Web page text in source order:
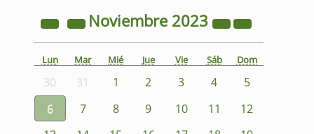
Noviembre 2023
Lun Mar Mié Jue Vie Sáb Dom
30 31 1 2 3 4
5
6
7 8 9 10 11
12